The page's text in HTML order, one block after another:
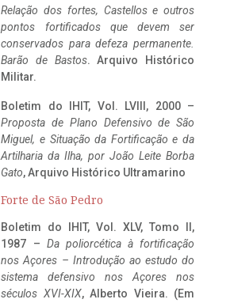
Relação dos fortes, Castellos e outros
pontos fortificados que devem ser
conservados para defeza permanente.
Barão de Bastos. Arquivo Histórico
Militar.
Boletim do IHIT, Vol. LVIII, 2000 –
Proposta de Plano Defensivo de São
Miguel, e Situação da Fortificação e da
Artilharia da Ilha, por João Leite Borba
Gato, Arquivo Histórico Ultramarino
Forte de São Pedro
Boletim do IHIT, Vol. XLV, Tomo II,
1987 – Da poliorcética à fortificação
nos Açores – Introdução ao estudo do
sistema defensivo nos Açores nos
séculos XVI-XIX, Alberto Vieira. (Em